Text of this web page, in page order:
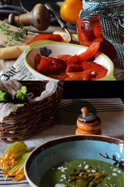
PEPERONI ALLA
PIEMONTESE
CREMA ESTIVA DI
ZUCCHINE CON FIORI E
FETA